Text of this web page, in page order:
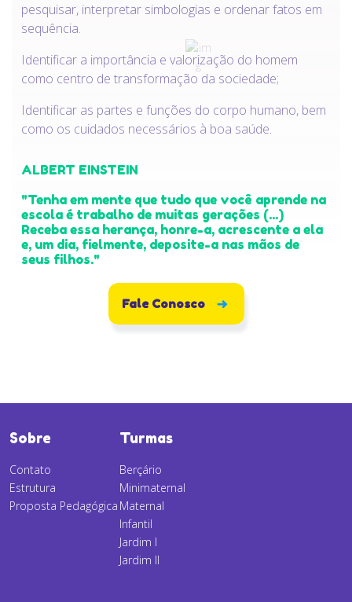
pesquisar, interpretar simbologias e ordenar fatos em
sequência.
Identificar a importância e valorização do homem
como centro de transformação da sociedade;
Identificar as partes e funções do corpo humano, bem
como os cuidados necessários à boa saúde.
ALBERT EINSTEIN
"Tenha em mente que tudo que você aprende na
escola é trabalho de muitas gerações (...)
Receba essa herança, honre-a, acrescente a ela
e, um dia, fielmente, deposite-a nas mãos de
seus filhos."
Fale Conosco
Sobre
Contato
Estrutura
Proposta Pedagógica
Turmas
Berçário
Minimaternal
Maternal
Infantil
Jardim I
Jardim II